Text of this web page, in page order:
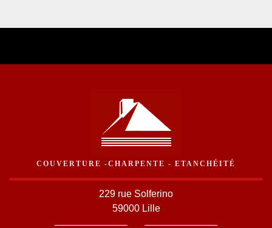
COUVERTURE -CHARPENTE - ETANCHÉITÉ
229 rue Solferino
59000 Lille